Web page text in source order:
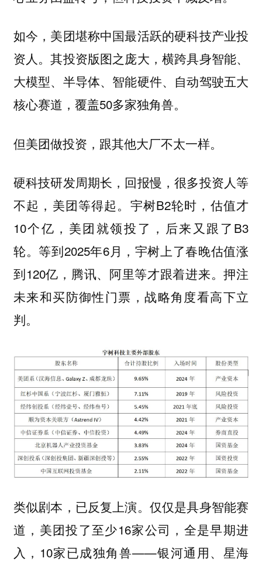
如今，美团堪称中国最活跃的硬科技产业投
资人。其投资版图之庞大，横跨具身智能、
大模型、半导体、智能硬件、自动驾驶五大
核心赛道，覆盖50多家独角兽。
但美团做投资，跟其他大厂不太一样。
硬科技研发周期长，回报慢，很多投资人等
不起，美团等得起。宇树B2轮时，估值才
10个亿，美团就领投了，后来又跟了B3
轮。等到2025年6月，宇树上了春晚估值涨
到120亿，腾讯、阿里等才跟着进来。押注
未来和买防御性门票，战略角度看高下立
判。
类似剧本，已反复上演。仅仅是具身智能赛
道，美团投了至少16家公司，全是早期进
入，10家已成独角兽——银河通用、星海